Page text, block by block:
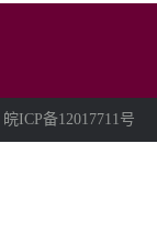
皖ICP备12017711号